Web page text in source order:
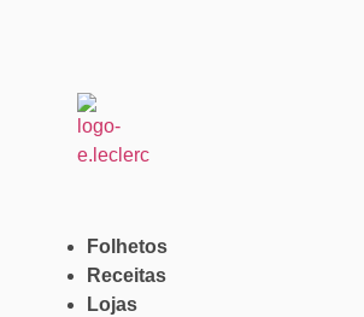
Folhetos
Receitas
Lojas